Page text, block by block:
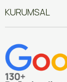
KURUMSAL